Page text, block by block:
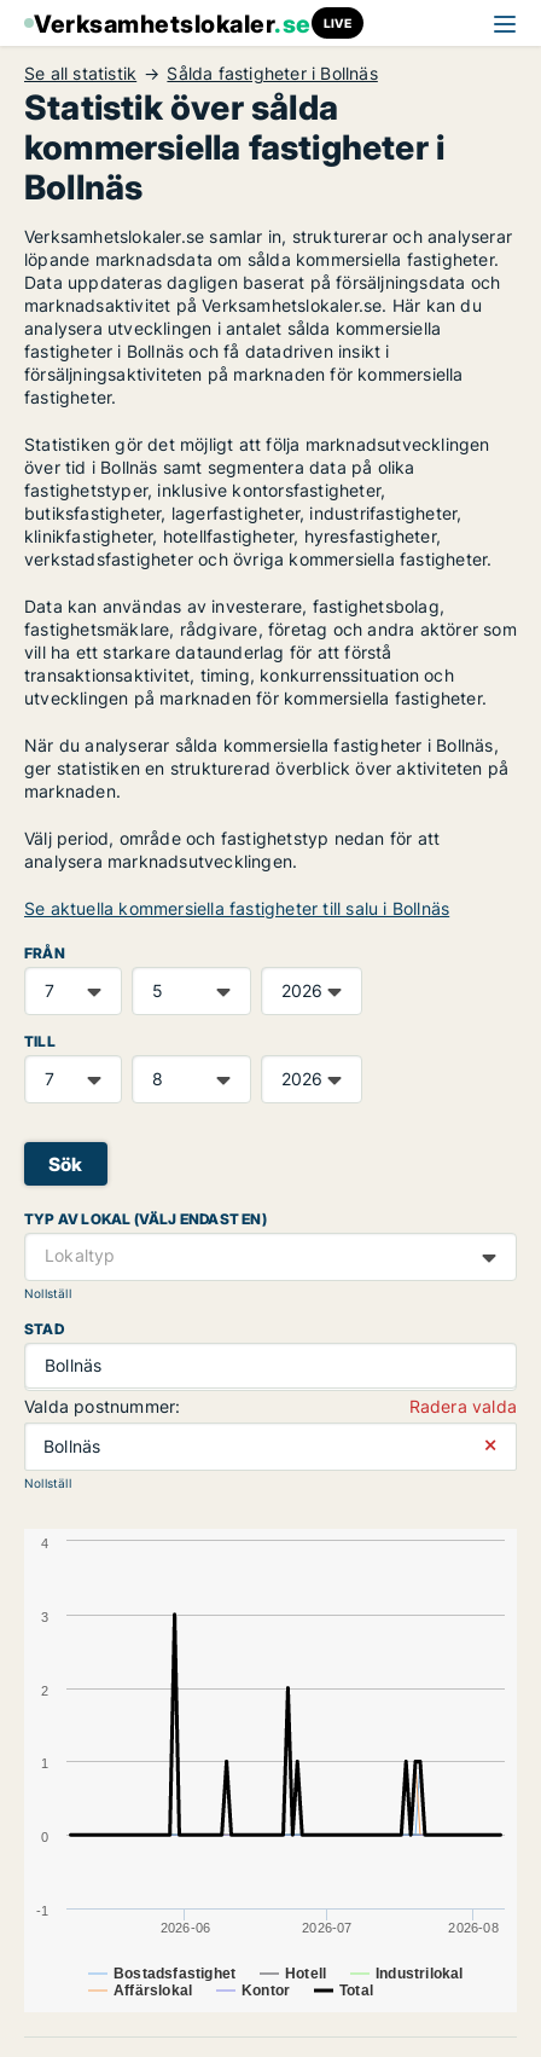
Verksamhetslokaler.se LIVE
Se all statistik Sålda fastigheter i Bollnäs
Statistik över sålda
kommersiella fastigheter i
Bollnäs
Verksamhetslokaler.se samlar in, strukturerar och analyserar
löpande marknadsdata om sålda kommersiella fastigheter.
Data uppdateras dagligen baserat på försäljningsdata och
marknadsaktivitet på Verksamhetslokaler.se. Här kan du
analysera utvecklingen i antalet sålda kommersiella
fastigheter i Bollnäs och få datadriven insikt i
försäljningsaktiviteten på marknaden för kommersiella
fastigheter.
Statistiken gör det möjligt att följa marknadsutvecklingen
över tid i Bollnäs samt segmentera data på olika
fastighetstyper, inklusive kontorsfastigheter,
butiksfastigheter, lagerfastigheter, industrifastigheter,
klinikfastigheter, hotellfastigheter, hyresfastigheter,
verkstadsfastigheter och övriga kommersiella fastigheter.
Data kan användas av investerare, fastighetsbolag,
fastighetsmäklare, rådgivare, företag och andra aktörer som
vill ha ett starkare dataunderlag för att förstå
transaktionsaktivitet, timing, konkurrenssituation och
utvecklingen på marknaden för kommersiella fastigheter.
När du analyserar sålda kommersiella fastigheter i Bollnäs,
ger statistiken en strukturerad överblick över aktiviteten på
marknaden.
Välj period, område och fastighetstyp nedan för att
analysera marknadsutvecklingen.
Se aktuella kommersiella fastigheter till salu i Bollnäs
FRÅN
TILL
Sök
TYP AV LOKAL (VÄLJ ENDAST EN)
Lokaltyp
Nollställ
STAD
Bollnäs
Valda postnummer:
Radera valda
Bollnäs
⨯
Nollställ
Bostadsfastighet Hotell
Industrilokal
Affärslokal
Kontor Total
2026-06 2026-07 2026-08
0
1
2
3
-1
4